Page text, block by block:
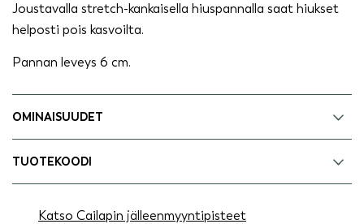
Joustavalla stretch-kankaisella hiuspannalla saat hiukset
helposti pois kasvoilta.
Pannan leveys 6 cm.
OMINAISUUDET
TUOTEKOODI
Katso Cailapin jälleenmyyntipisteet